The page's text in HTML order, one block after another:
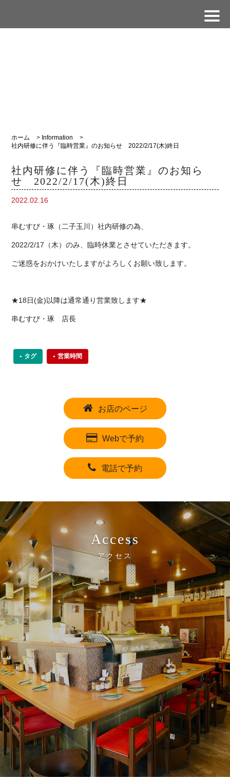
ホーム > Information
>
社内研修に伴う『臨時営業』のお知らせ 2022/2/17(木)終日
社内研修に伴う『臨時営業』のお知ら
せ 2022/2/17(木)終日
2022.02.16
串むすび・琢（二子玉川）社内研修の為、
2022/2/17（木）のみ、臨時休業とさせていただきます。
ご迷惑をおかけいたしますがよろしくお願い致します。
★18日(金)以降は通常通り営業致します★
串むすび・琢 店長
タグ 営業時間
お店のページ
Webで予約
電話で予約
Access
アクセス